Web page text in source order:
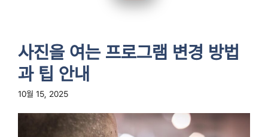
사진을 여는 프로그램 변경 방법
과 팁 안내
10월 15, 2025